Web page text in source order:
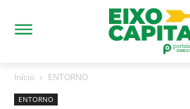
Início ENTORNO
ENTORNO